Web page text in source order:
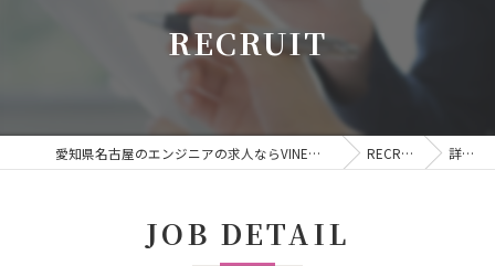
RECRUIT
愛知県名古屋のエンジニアの求人ならVINE株式会社 RECRUIT 詳細
JOB DETAIL